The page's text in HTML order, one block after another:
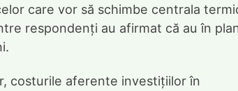
care vor să schimbe centrala
respondenți au afirmat că au în
costurile aferente investițiilor în